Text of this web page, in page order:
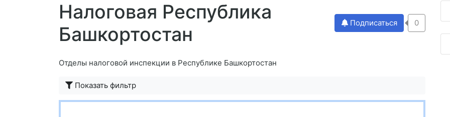
Налоговая Республика
Башкортостан
Подписаться 0
Отделы налоговой инспекции в Республике Башкортостан
Показать фильтр